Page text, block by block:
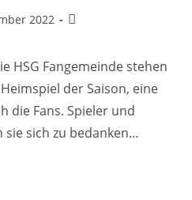
2022
HSG Fangemeinde stehen
der Saison, eine
die Fans. Spieler und
sie sich zu bedanken…